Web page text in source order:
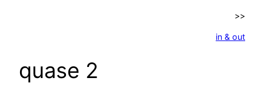
>>
in & out
quase 2